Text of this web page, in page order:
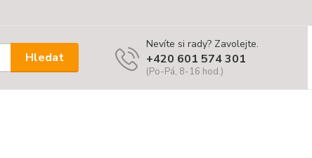
Hledat
Nevíte si rady? Zavolejte.
+420 601 574 301
(Po-Pá, 8-16 hod.)